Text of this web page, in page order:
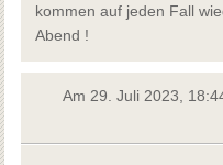
kommen auf jeden Fall
Abend !
Am 29. Juli 2023,